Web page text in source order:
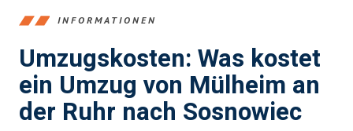
INFORMATIONEN
Umzugskosten: Was kostet
ein Umzug von Mülheim an
der Ruhr nach Sosnowiec